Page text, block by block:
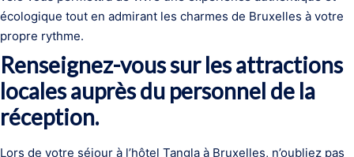
écologique tout en admirant les charmes de Bruxelles à votre
propre rythme.
Renseignez-vous sur les attractions
locales auprès du personnel de la
réception.
Lors de votre séjour à l’hôtel Tangla à Bruxelles, n’oubliez pas